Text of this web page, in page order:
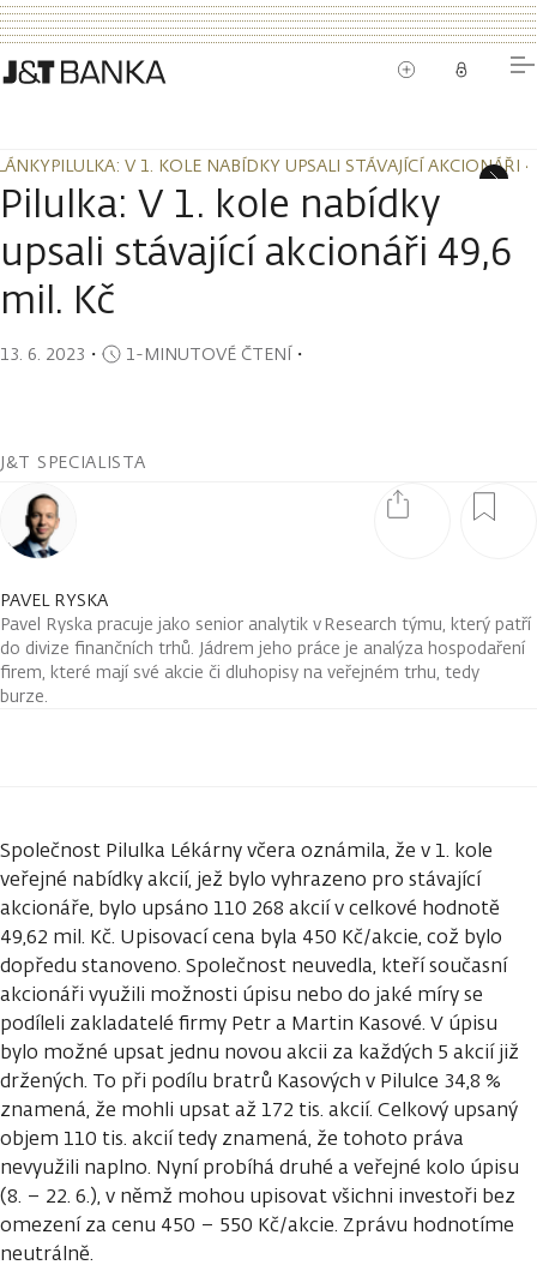
PILULKA: V 1. KOLE NABÍDKY UPSALI STÁVAJÍCÍ AKCIONÁŘI
PILULKA: V 1. KOLE NABÍDKY UPSALI STÁVAJÍCÍ AKCIONÁŘI
Pilulka: V 1. kole nabídky
upsali stávající akcionáři 49,6
mil. Kč
13. 6. 2023 ・ 1-MINUTOVÉ ČTENÍ・
J&T SPECIALISTA
PAVEL RYSKA
Pavel Ryska pracuje jako senior analytik v Research týmu, který patří
do divize finančních trhů. Jádrem jeho práce je analýza hospodaření
firem, které mají své akcie či dluhopisy na veřejném trhu, tedy
burze.
Společnost Pilulka Lékárny včera oznámila, že v 1. kole
veřejné nabídky akcií, jež bylo vyhrazeno pro stávající
akcionáře, bylo upsáno 110 268 akcií v celkové hodnotě
49,62 mil. Kč. Upisovací cena byla 450 Kč/akcie, což bylo
dopředu stanoveno. Společnost neuvedla, kteří současní
akcionáři využili možnosti úpisu nebo do jaké míry se
podíleli zakladatelé firmy Petr a Martin Kasové. V úpisu
bylo možné upsat jednu novou akcii za každých 5 akcií již
držených. To při podílu bratrů Kasových v Pilulce 34,8 %
znamená, že mohli upsat až 172 tis. akcií. Celkový upsaný
objem 110 tis. akcií tedy znamená, že tohoto práva
nevyužili naplno. Nyní probíhá druhé a veřejné kolo úpisu
(8. – 22. 6.), v němž mohou upisovat všichni investoři bez
omezení za cenu 450 – 550 Kč/akcie. Zprávu hodnotíme
neutrálně.